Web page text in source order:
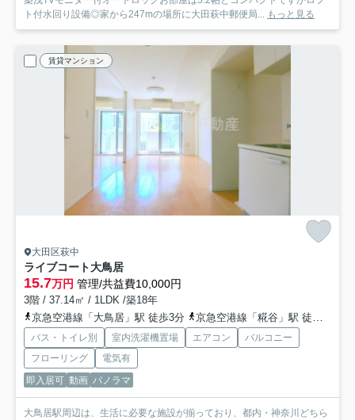
ト付水回り設備◎家から247mの場所に大田萩中郵便局... もっと見る
賃貸マンション
大田区萩中
ライブコート大鳥居
15.7万円 管理/共益費10,000円
3階 / 37.14㎡ / 1LDK /築18年
京急空港線「大鳥居」駅 徒歩3分
京急空港線「糀谷」駅 徒歩13分
バス・トイレ別 室内洗濯機置場 エアコン
バルコニー
フローリング
電気有
即入居可 動画 パノラマ
大鳥居駅周辺は、生活に必要な施設が揃っており、都内・神奈川どちら